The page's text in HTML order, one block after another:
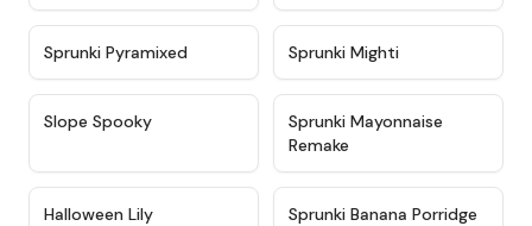
Sprunki Pyramixed Sprunki Mighti
Slope Spooky ★
Sprunki Mayonnaise
Remake
Halloween Lily ★ 4.7
Sprunki Banana Porridge